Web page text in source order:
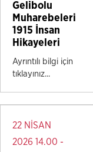
Gelibolu
Muharebeleri
1915 İnsan
Hikayeleri
Ayrıntılı bilgi için
tıklayınız...
22 NİSAN
2026 14.00 -